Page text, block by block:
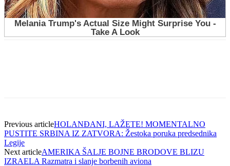
Previous articleHOLANĐANI, LAŽETE! MOMENTALNO
PUSTITE SRBINA IZ ZATVORA: Žestoka poruka predsednika
Legije
Next articleAMERIKA ŠALJE BOJNE BRODOVE BLIZU
IZRAELA Razmatra i slanje borbenih aviona